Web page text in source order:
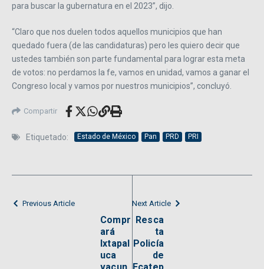
para buscar la gubernatura en el 2023”, dijo.
“Claro que nos duelen todos aquellos municipios que han
quedado fuera (de las candidaturas) pero les quiero decir que
ustedes también son parte fundamental para lograr esta meta
de votos: no perdamos la fe, vamos en unidad, vamos a ganar el
Congreso local y vamos por nuestros municipios”, concluyó.
Compartir
Etiquetado: Estado de México Pan PRD PRI
Previous Article
Compr
ará
Ixtapal
uca
Next Article
Resca
ta
Policía
de